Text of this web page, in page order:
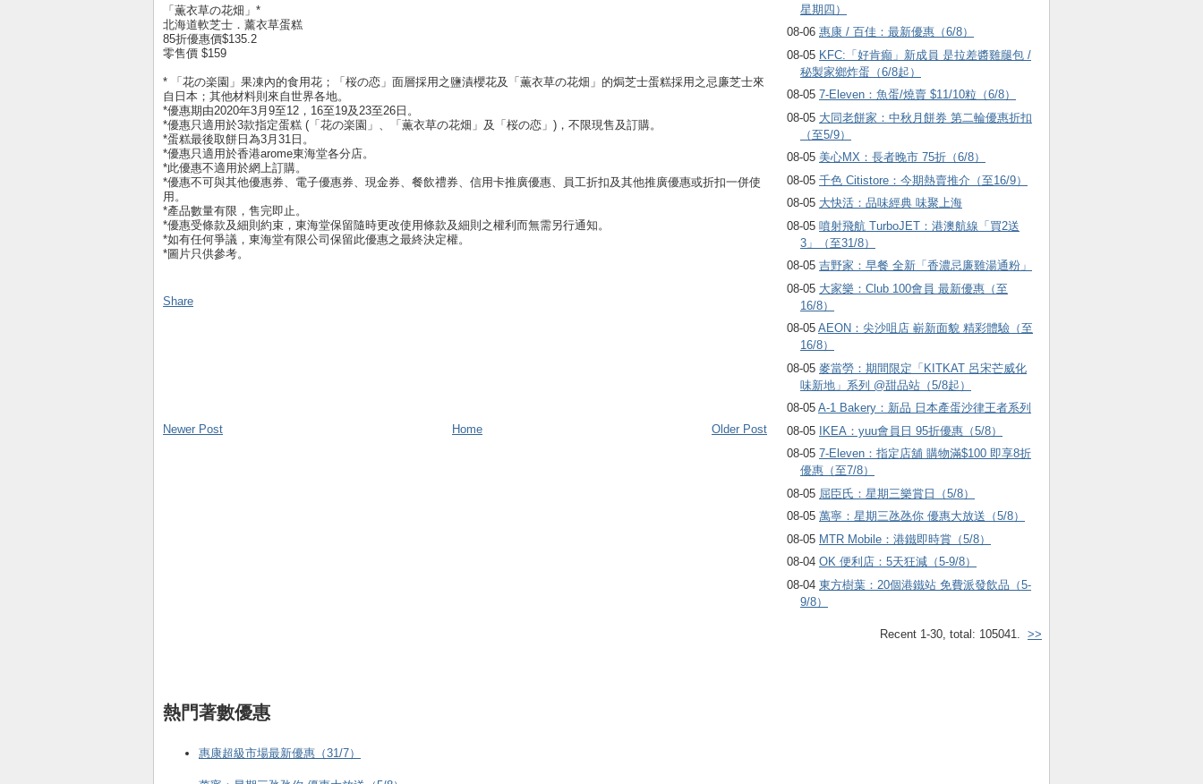
星期四）
08-06 惠康 / 百佳：最新優惠（6/8）
08-05 KFC:「好肯癲」新成員 是拉差醬雞腿包 /
秘製家鄉炸蛋（6/8起）
08-05 7-Eleven：魚蛋/燒賣 $11/10粒（6/8）
08-05 大同老餅家：中秋月餅券 第二輪優惠折扣
（至5/9）
08-05 美心MX：長者晚市 75折（6/8）
08-05 千色 Citistore：今期熱賣推介（至16/9）
08-05 大快活：品味經典 味聚上海
08-05 噴射飛航 TurboJET：港澳航線「買2送
3」（至31/8）
08-05 吉野家：早餐 全新「香濃忌廉雞湯通粉」
08-05 大家樂：Club 100會員 最新優惠（至
16/8）
08-05 AEON：尖沙咀店 嶄新面貌 精彩體驗（至
16/8）
08-05 麥當勞：期間限定「KITKAT 呂宋芒威化
味新地」系列 @甜品站（5/8起）
08-05 A-1 Bakery：新品 日本產蛋沙律王者系列
08-05
IKEA：yuu會員日 95折優惠（5/8）
08-05 7-Eleven：指定店舖 購物滿$100 即享8折
優惠（至7/8）
08-05 屈臣氏：星期三樂賞日（5/8）
08-05 萬寧：星期三氹氹你 優惠大放送（5/8）
08-05 MTR Mobile：港鐵即時賞（5/8）
08-04 OK 便利店：5天狂減（5-9/8）
08-04 東方樹葉：20個港鐵站 免費派發飲品（5-
9/8）
Recent 1-30, total: 105041. >>
「薫衣草の花畑」*
北海道軟芝士．薰衣草蛋糕
85折優惠價$135.2
零售價 $159
* 「花の楽園」果凍內的食用花；「桜の恋」面層採用之鹽漬櫻花及「薫衣草の花畑」的焗芝士蛋糕採用之忌廉芝士來
自日本；其他材料則來自世界各地。
*優惠期由2020年3月9至12，16至19及23至26日。
*優惠只適用於3款指定蛋糕 (「花の楽園」、「薫衣草の花畑」及「桜の恋」)，不限現售及訂購。
*蛋糕最後取餅日為3月31日。
*優惠只適用於香港arome東海堂各分店。
*此優惠不適用於網上訂購。
*優惠不可與其他優惠券、電子優惠券、現金券、餐飲禮券、信用卡推廣優惠、員工折扣及其他推廣優惠或折扣一併使
用。
*產品數量有限，售完即止。
*優惠受條款及細則約束，東海堂保留隨時更改使用條款及細則之權利而無需另行通知。
*如有任何爭議，東海堂有限公司保留此優惠之最終決定權。
*圖片只供參考。
Share
Newer Post Older Post
Home
熱門著數優惠
惠康超級市場最新優惠（31/7）